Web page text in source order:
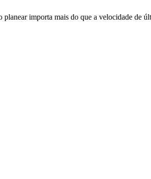
planear importa mais do que a velocidade de